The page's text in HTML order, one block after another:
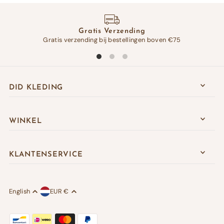
Gratis Verzending
Gratis verzending bij bestellingen boven €75
DID KLEDING
WINKEL
KLANTENSERVICE
English EUR €